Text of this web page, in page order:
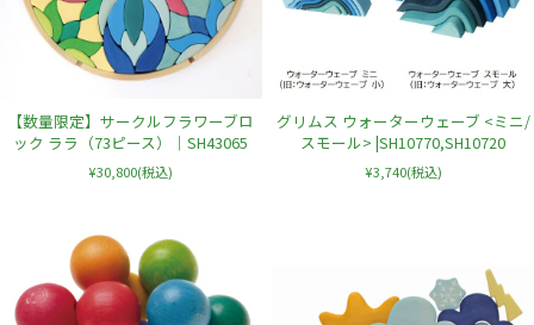
【数量限定】サークルフラワーブロ
ック ララ（73ピース）｜SH43065
¥30,800(税込)
グリムス ウォーターウェーブ <ミニ/
スモール> |SH10770,SH10720
¥3,740(税込)